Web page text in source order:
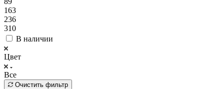
163
236
310
В наличии
Цвет
Все
Очистить фильтр